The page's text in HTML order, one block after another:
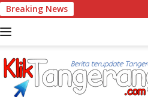
Breaking News